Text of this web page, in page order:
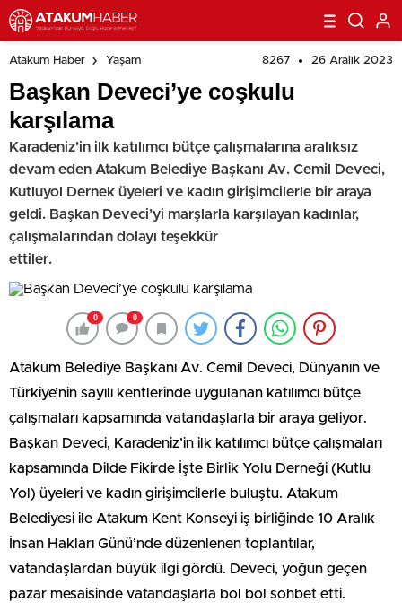
Atakum Haber Yaşam 8267 26 Aralık 2023
Başkan Deveci’ye coşkulu
karşılama
Karadeniz’in ilk katılımcı bütçe çalışmalarına aralıksız
devam eden Atakum Belediye Başkanı Av. Cemil Deveci,
Kutluyol Dernek üyeleri ve kadın girişimcilerle bir araya
geldi. Başkan Deveci’yi marşlarla karşılayan kadınlar,
çalışmalarından dolayı teşekkür
ettiler.
0 0
Atakum Belediye Başkanı Av. Cemil Deveci, Dünyanın ve
Türkiye’nin sayılı kentlerinde uygulanan katılımcı bütçe
çalışmaları kapsamında vatandaşlarla bir araya geliyor.
Başkan Deveci, Karadeniz’in ilk katılımcı bütçe çalışmaları
kapsamında Dilde Fikirde İşte Birlik Yolu Derneği (Kutlu
Yol) üyeleri ve kadın girişimcilerle buluştu. Atakum
Belediyesi ile Atakum Kent Konseyi iş birliğinde 10 Aralık
İnsan Hakları Günü’nde düzenlenen toplantılar,
vatandaşlardan büyük ilgi gördü. Deveci, yoğun geçen
pazar mesaisinde vatandaşlarla bol bol sohbet etti.